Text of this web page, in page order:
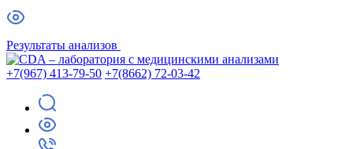
Результаты анализов
+7(967) 413-79-50 +7(8662) 72-03-42